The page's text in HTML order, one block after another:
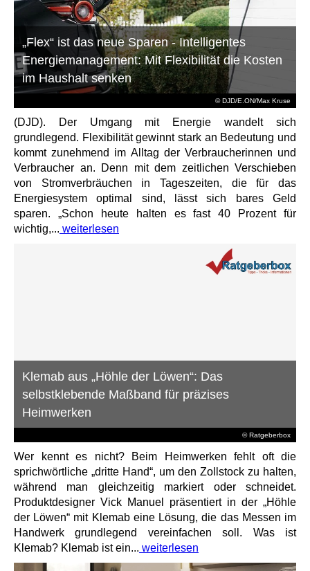
© DJD/E.ON/Max Kruse
„Flex“ ist das neue Sparen - Intelligentes
Energiemanagement: Mit Flexibilität die Kosten
im Haushalt senken
(DJD). Der Umgang mit Energie wandelt sich
grundlegend. Flexibilität gewinnt stark an Bedeutung und
kommt zunehmend im Alltag der Verbraucherinnen und
Verbraucher an. Denn mit dem zeitlichen Verschieben
von Stromverbräuchen in Tageszeiten, die für das
Energiesystem optimal sind, lässt sich bares Geld
sparen. „Schon heute halten es fast 40 Prozent für
wichtig,... weiterlesen
© Ratgeberbox
Klemab aus „Höhle der Löwen“: Das
selbstklebende Maßband für präzises
Heimwerken
Wer kennt es nicht? Beim Heimwerken fehlt oft die
sprichwörtliche „dritte Hand“, um den Zollstock zu halten,
während man gleichzeitig markiert oder schneidet.
Produktdesigner Vick Manuel präsentiert in der „Höhle
der Löwen“ mit Klemab eine Lösung, die das Messen im
Handwerk grundlegend vereinfachen soll. Was ist
Klemab? Klemab ist ein... weiterlesen